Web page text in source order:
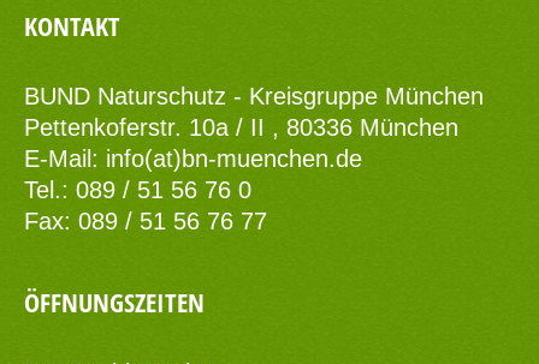
KONTAKT
BUND Naturschutz - Kreisgruppe München
Pettenkoferstr. 10a / II , 80336 München
E-Mail: info(at)bn-muenchen.de
Tel.: 089 / 51 56 76 0
Fax: 089 / 51 56 76 77
ÖFFNUNGSZEITEN